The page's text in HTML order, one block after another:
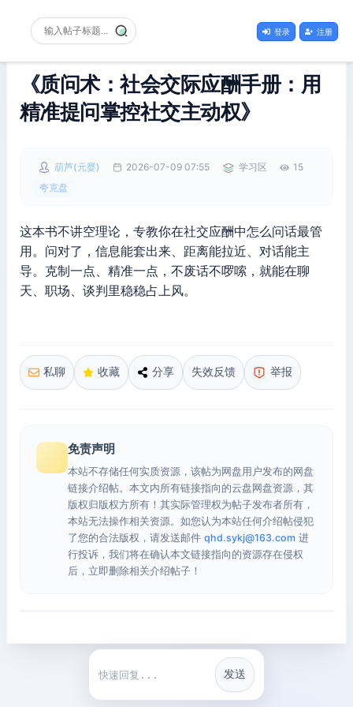
登录 注册
《质问术：社会交际应酬手册：用
精准提问掌控社交主动权》
葫芦(元婴) 2026-07-09 07:55 学习区
15
夸克盘
这本书不讲空理论，专教你在社交应酬中怎么问话最管
用。问对了，信息能套出来、距离能拉近、对话能主
导。克制一点、精准一点，不废话不啰嗦，就能在聊
天、职场、谈判里稳稳占上风。
私聊 收藏 分享 失效反馈 举报
免责声明
本站不存储任何实质资源，该帖为网盘用户发布的网盘
链接介绍帖。本文内所有链接指向的云盘网盘资源，其
版权归版权方所有！其实际管理权为帖子发布者所有，
本站无法操作相关资源。如您认为本站任何介绍帖侵犯
了您的合法版权，请发送邮件 qhd.sykj@163.com 进
行投诉，我们将在确认本文链接指向的资源存在侵权
后，立即删除相关介绍帖子！
快捷回复
发送